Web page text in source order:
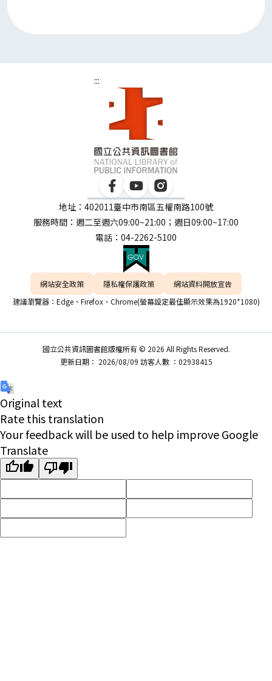
:::
地址：402011臺中市南區五權南路100號
服務時間：週二至週六09:00~21:00；週日09:00~17:00
電話：04-2262-5100
網站安全政策 隱私權保護政策
網站資料開放宣告
建議瀏覽器：Edge、Firefox、Chrome(螢幕設定最佳顯示效果為1920*1080)
國立公共資訊圖書館版權所有 © 2026 All Rights Reserved.
更新日期： 2026/08/09 訪客人數 ：02938415
Original text
Rate this translation
Your feedback will be used to help improve Google
Translate